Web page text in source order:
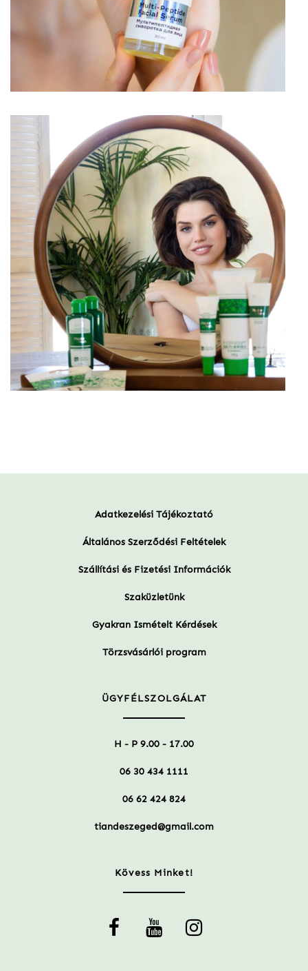
Adatkezelési Tájékoztató
Általános Szerződési Feltételek
Szállítási és Fizetési Információk
Szaküzletünk
Gyakran Ismételt Kérdések
Törzsvásárlói program
ÜGYFÉLSZOLGÁLAT
H - P 9.00 - 17.00
06 30 434 1111
06 62 424 824
tiandeszeged@gmail.com
Kövess Minket!